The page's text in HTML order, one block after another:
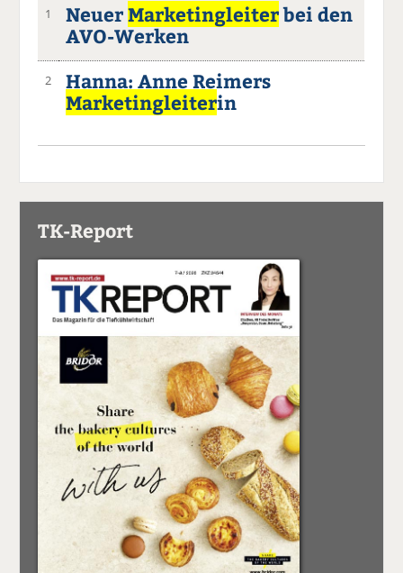
1 NeuerMarketingleiterbei den
AVO-Werken
2
Hanna: Anne Reimers
Marketingleiterin
TK-Report